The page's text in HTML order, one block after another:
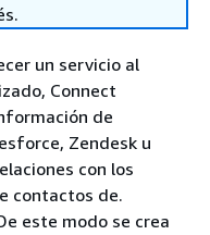
un servicio al
Connect
de
Zendesk u
con los
contactos de.
este modo se crea